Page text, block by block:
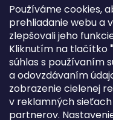
Používáme cookies,
prehliadanie webu a
zlepšovali jeho
Kliknutím na tlačítko
súhlas s používaním
a odovzdávaním
zobrazenie cielenej
v reklamných
partnerov.
Vrátenie tovaru -
Ochrana osobných
Súbory cookies
Formuláre na
Reklamačný
Napíšte nám
Kontakty